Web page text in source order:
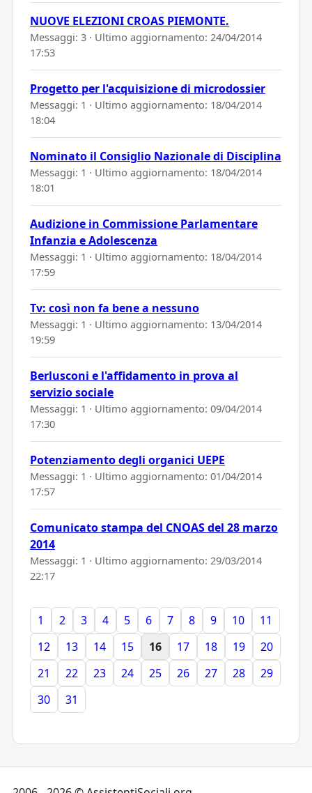
NUOVE ELEZIONI CROAS PIEMONTE.
Messaggi: 3 · Ultimo aggiornamento: 24/04/2014
17:53
Progetto per l'acquisizione di microdossier
Messaggi: 1 · Ultimo aggiornamento: 18/04/2014
18:04
Nominato il Consiglio Nazionale di Disciplina
Messaggi: 1 · Ultimo aggiornamento: 18/04/2014
18:01
Audizione in Commissione Parlamentare
Infanzia e Adolescenza
Messaggi: 1 · Ultimo aggiornamento: 18/04/2014
17:59
Tv: così non fa bene a nessuno
Messaggi: 1 · Ultimo aggiornamento: 13/04/2014
19:59
Berlusconi e l'affidamento in prova al
servizio sociale
Messaggi: 1 · Ultimo aggiornamento: 09/04/2014
17:30
Potenziamento degli organici UEPE
Messaggi: 1 · Ultimo aggiornamento: 01/04/2014
17:57
Comunicato stampa del CNOAS del 28 marzo
2014
Messaggi: 1 · Ultimo aggiornamento: 29/03/2014
22:17
1 2 3 4 5 6 7 8 9 10
11
12
13 14 15 16 17 18 19
20
21
22 23 24 25 26 27 28
29
30
31